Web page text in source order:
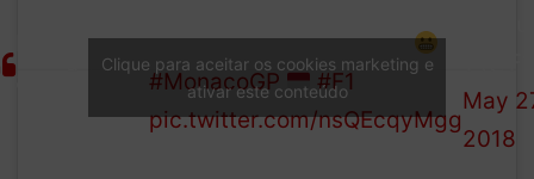
8/78
a 10s
while he was on the grid
#MonacoGP
#F1
pic.twitter.com/nsQEcqyMgg
May
2018
Clique para aceitar os cookies marketing e
ativar este conteúdo